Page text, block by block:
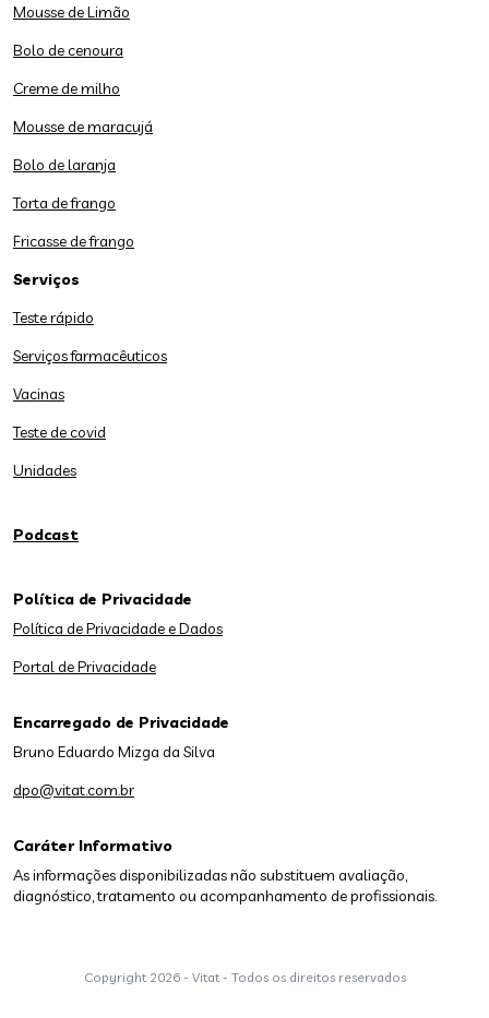
Mousse de Limão
Bolo de cenoura
Creme de milho
Mousse de maracujá
Bolo de laranja
Torta de frango
Fricasse de frango
Serviços
Teste rápido
Serviços farmacêuticos
Vacinas
Teste de covid
Unidades
Podcast
Caráter Informativo
As informações disponibilizadas não substituem avaliação,
diagnóstico, tratamento ou acompanhamento de profissionais.
Política de Privacidade
Política de Privacidade e Dados
Portal de Privacidade
Encarregado de Privacidade
Bruno Eduardo Mizga da Silva
dpo@vitat.com.br
Copyright 2026 - Vitat - Todos os direitos reservados